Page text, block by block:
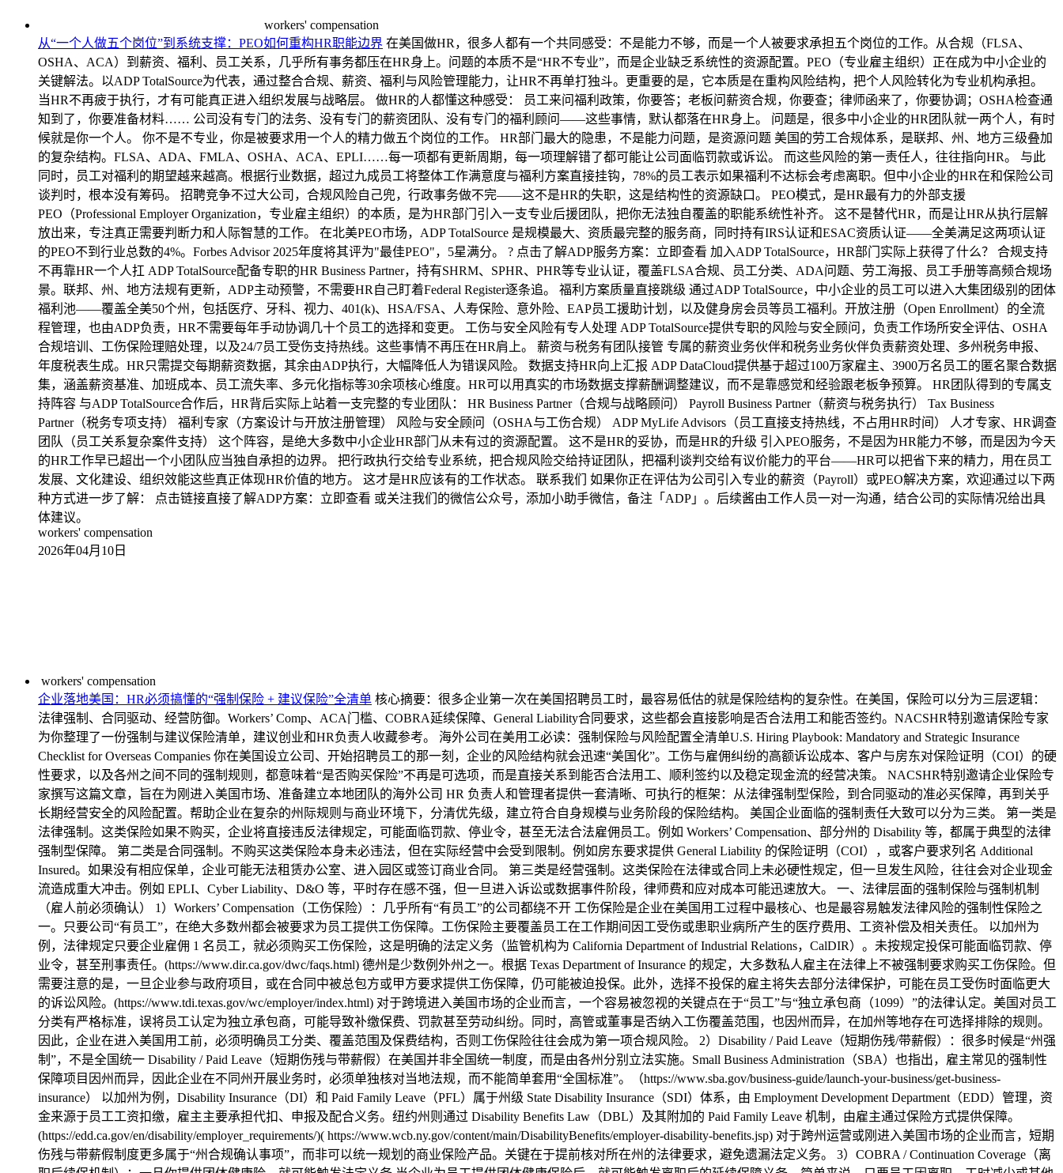
workers' compensation
从“一个人做五个岗位”到系统支撑：PEO如何重构HR职能边界 在美国做HR，很多人都有一个共同感受：不是能力不够，而是一个人被要求承担五个岗位的工作。从合规（FLSA、
OSHA、ACA）到薪资、福利、员工关系，几乎所有事务都压在HR身上。问题的本质不是“HR不专业”，而是企业缺乏系统性的资源配置。PEO（专业雇主组织）正在成为中小企业的
关键解法。以ADP TotalSource为代表，通过整合合规、薪资、福利与风险管理能力，让HR不再单打独斗。更重要的是，它本质是在重构风险结构，把个人风险转化为专业机构承担。
当HR不再疲于执行，才有可能真正进入组织发展与战略层。 做HR的人都懂这种感受： 员工来问福利政策，你要答；老板问薪资合规，你要查；律师函来了，你要协调；OSHA检查通
知到了，你要准备材料…… 公司没有专门的法务、没有专门的薪资团队、没有专门的福利顾问——这些事情，默认都落在HR身上。 问题是，很多中小企业的HR团队就一两个人，有时
候就是你一个人。 你不是不专业，你是被要求用一个人的精力做五个岗位的工作。 HR部门最大的隐患，不是能力问题，是资源问题 美国的劳工合规体系，是联邦、州、地方三级叠加
的复杂结构。FLSA、ADA、FMLA、OSHA、ACA、EPLI……每一项都有更新周期，每一项理解错了都可能让公司面临罚款或诉讼。 而这些风险的第一责任人，往往指向HR。 与此
同时，员工对福利的期望越来越高。根据行业数据，超过九成员工将整体工作满意度与福利方案直接挂钩，78%的员工表示如果福利不达标会考虑离职。但中小企业的HR在和保险公司
谈判时，根本没有筹码。 招聘竞争不过大公司，合规风险自己兜，行政事务做不完——这不是HR的失职，这是结构性的资源缺口。 PEO模式，是HR最有力的外部支援
PEO（Professional Employer Organization，专业雇主组织）的本质，是为HR部门引入一支专业后援团队，把你无法独自覆盖的职能系统性补齐。 这不是替代HR，而是让HR从执行层解
放出来，专注真正需要判断力和人际智慧的工作。 在北美PEO市场，ADP TotalSource 是规模最大、资质最完整的服务商，同时持有IRS认证和ESAC资质认证——全美满足这两项认证
的PEO不到行业总数的4%。Forbes Advisor 2025年度将其评为"最佳PEO"，5星满分。 ? 点击了解ADP服务方案：立即查看 加入ADP TotalSource，HR部门实际上获得了什么？ 合规支持
不再靠HR一个人扛 ADP TotalSource配备专职的HR Business Partner，持有SHRM、SPHR、PHR等专业认证，覆盖FLSA合规、员工分类、ADA问题、劳工海报、员工手册等高频合规场
景。联邦、州、地方法规有更新，ADP主动预警，不需要HR自己盯着Federal Register逐条追。 福利方案质量直接跳级 通过ADP TotalSource，中小企业的员工可以进入大集团级别的团体
福利池——覆盖全美50个州，包括医疗、牙科、视力、401(k)、HSA/FSA、人寿保险、意外险、EAP员工援助计划，以及健身房会员等员工福利。开放注册（Open Enrollment）的全流
程管理，也由ADP负责，HR不需要每年手动协调几十个员工的选择和变更。 工伤与安全风险有专人处理 ADP TotalSource提供专职的风险与安全顾问，负责工作场所安全评估、OSHA
合规培训、工伤保险理赔处理，以及24/7员工受伤支持热线。这些事情不再压在HR肩上。 薪资与税务有团队接管 专属的薪资业务伙伴和税务业务伙伴负责薪资处理、多州税务申报、
年度税表生成。HR只需提交每期薪资数据，其余由ADP执行，大幅降低人为错误风险。 数据支持HR向上汇报 ADP DataCloud提供基于超过100万家雇主、3900万名员工的匿名聚合数据
集，涵盖薪资基准、加班成本、员工流失率、多元化指标等30余项核心维度。HR可以用真实的市场数据支撑薪酬调整建议，而不是靠感觉和经验跟老板争预算。 HR团队得到的专属支
持阵容 与ADP TotalSource合作后，HR背后实际上站着一支完整的专业团队： HR Business Partner（合规与战略顾问） Payroll Business Partner（薪资与税务执行） Tax Business
Partner（税务专项支持） 福利专家（方案设计与开放注册管理） 风险与安全顾问（OSHA与工伤合规） ADP MyLife Advisors（员工直接支持热线，不占用HR时间） 人才专家、HR调查
团队（员工关系复杂案件支持） 这个阵容，是绝大多数中小企业HR部门从未有过的资源配置。 这不是HR的妥协，而是HR的升级 引入PEO服务，不是因为HR能力不够，而是因为今天
的HR工作早已超出一个小团队应当独自承担的边界。 把行政执行交给专业系统，把合规风险交给持证团队，把福利谈判交给有议价能力的平台——HR可以把省下来的精力，用在员工
发展、文化建设、组织效能这些真正体现HR价值的地方。 这才是HR应该有的工作状态。 联系我们 如果你正在评估为公司引入专业的薪资（Payroll）或PEO解决方案，欢迎通过以下两
种方式进一步了解： 点击链接直接了解ADP方案：立即查看 或关注我们的微信公众号，添加小助手微信，备注「ADP」。后续酱由工作人员一对一沟通，结合公司的实际情况给出具
体建议。
workers' compensation
2026年04月10日
workers' compensation
企业落地美国：HR必须搞懂的“强制保险 + 建议保险”全清单 核心摘要：很多企业第一次在美国招聘员工时，最容易低估的就是保险结构的复杂性。在美国，保险可以分为三层逻辑：
法律强制、合同驱动、经营防御。Workers’ Comp、ACA门槛、COBRA延续保障、General Liability合同要求，这些都会直接影响是否合法用工和能否签约。NACSHR特别邀请保险专家
为你整理了一份强制与建议保险清单，建议创业和HR负责人收藏参考。 海外公司在美用工必读：强制保险与风险配置全清单U.S. Hiring Playbook: Mandatory and Strategic Insurance
Checklist for Overseas Companies 你在美国设立公司、开始招聘员工的那一刻，企业的风险结构就会迅速“美国化”。工伤与雇佣纠纷的高额诉讼成本、客户与房东对保险证明（COI）的硬
性要求，以及各州之间不同的强制规则，都意味着“是否购买保险”不再是可选项，而是直接关系到能否合法用工、顺利签约以及稳定现金流的经营决策。 NACSHR特别邀请企业保险专
家撰写这篇文章，旨在为刚进入美国市场、准备建立本地团队的海外公司 HR 负责人和管理者提供一套清晰、可执行的框架：从法律强制型保险，到合同驱动的准必买保障，再到关乎
长期经营安全的风险配置。帮助企业在复杂的州际规则与商业环境下，分清优先级，建立符合自身规模与业务阶段的保险结构。 美国企业面临的强制责任大致可以分为三类。 第一类是
法律强制。这类保险如果不购买，企业将直接违反法律规定，可能面临罚款、停业令，甚至无法合法雇佣员工。例如 Workers’ Compensation、部分州的 Disability 等，都属于典型的法律
强制型保障。 第二类是合同强制。不购买这类保险本身未必违法，但在实际经营中会受到限制。例如房东要求提供 General Liability 的保险证明（COI），或客户要求列名 Additional
Insured。如果没有相应保单，企业可能无法租赁办公室、进入园区或签订商业合同。 第三类是经营强制。这类保险在法律或合同上未必硬性规定，但一旦发生风险，往往会对企业现金
流造成重大冲击。例如 EPLI、Cyber Liability、D&O 等，平时存在感不强，但一旦进入诉讼或数据事件阶段，律师费和应对成本可能迅速放大。 一、法律层面的强制保险与强制机制
（雇人前必须确认） 1）Workers’ Compensation（工伤保险）：几乎所有“有员工”的公司都绕不开 工伤保险是企业在美国用工过程中最核心、也是最容易触发法律风险的强制性保险之
一。只要公司“有员工”，在绝大多数州都会被要求为员工提供工伤保障。工伤保险主要覆盖员工在工作期间因工受伤或患职业病所产生的医疗费用、工资补偿及相关责任。 以加州为
例，法律规定只要企业雇佣 1 名员工，就必须购买工伤保险，这是明确的法定义务（监管机构为 California Department of Industrial Relations，CalDIR）。未按规定投保可能面临罚款、停
业令，甚至刑事责任。(https://www.dir.ca.gov/dwc/faqs.html) 德州是少数例外州之一。根据 Texas Department of Insurance 的规定，大多数私人雇主在法律上不被强制要求购买工伤保险。但
需要注意的是，一旦企业参与政府项目，或在合同中被总包方或甲方要求提供工伤保障，仍可能被迫投保。此外，选择不投保的雇主将失去部分法律保护，可能在员工受伤时面临更大
的诉讼风险。(https://www.tdi.texas.gov/wc/employer/index.html) 对于跨境进入美国市场的企业而言，一个容易被忽视的关键点在于“员工”与“独立承包商（1099）”的法律认定。美国对员工
分类有严格标准，误将员工认定为独立承包商，可能导致补缴保费、罚款甚至劳动纠纷。同时，高管或董事是否纳入工伤覆盖范围，也因州而异，在加州等地存在可选择排除的规则。
因此，企业在进入美国用工前，必须明确员工分类、覆盖范围及保费结构，否则工伤保险往往会成为第一项合规风险。 2）Disability / Paid Leave（短期伤残/带薪假）：很多时候是“州强
制”，不是全国统一 Disability / Paid Leave（短期伤残与带薪假）在美国并非全国统一制度，而是由各州分别立法实施。Small Business Administration（SBA）也指出，雇主常见的强制性
保障项目因州而异，因此企业在不同州开展业务时，必须单独核对当地法规，而不能简单套用“全国标准”。（https://www.sba.gov/business-guide/launch-your-business/get-business-
insurance） 以加州为例，Disability Insurance（DI）和 Paid Family Leave（PFL）属于州级 State Disability Insurance（SDI）体系，由 Employment Development Department（EDD）管理，资
金来源于员工工资扣缴，雇主主要承担代扣、申报及配合义务。纽约州则通过 Disability Benefits Law（DBL）及其附加的 Paid Family Leave 机制，由雇主通过保险方式提供保障。
(https://edd.ca.gov/en/disability/employer_requirements/)( https://www.wcb.ny.gov/content/main/DisabilityBenefits/employer-disability-benefits.jsp) 对于跨州运营或刚进入美国市场的企业而言，短期
伤残与带薪假制度更多属于“州合规确认事项”，而非可以统一规划的商业保险产品。关键在于提前核对所在州的法律要求，避免遗漏法定义务。 3）COBRA / Continuation Coverage（离